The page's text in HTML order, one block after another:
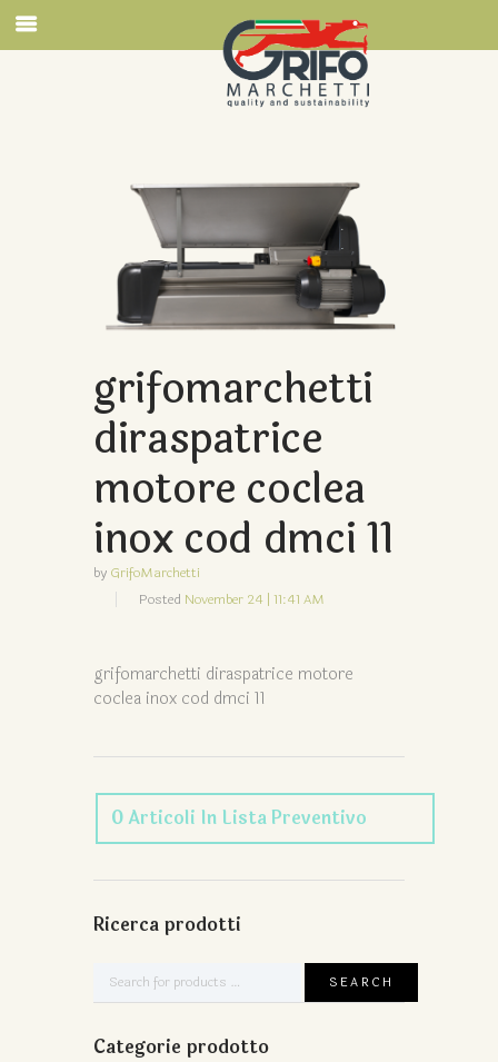
grifomarchetti
diraspatrice
motore coclea
inox cod dmci 11
by GrifoMarchetti
Posted November 24 | 11:41 AM
grifomarchetti diraspatrice motore
coclea inox cod dmci 11
0Articoli In Lista Preventivo
Ricerca prodotti
Categorie prodotto